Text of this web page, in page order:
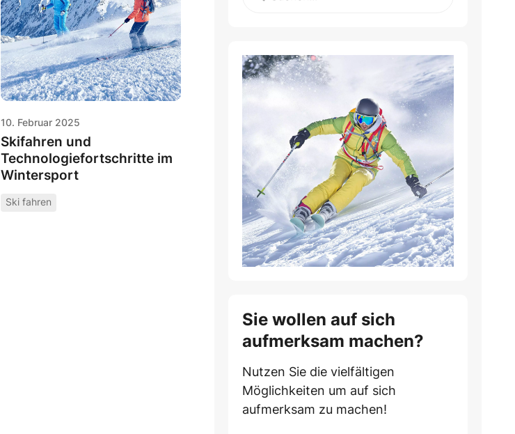
10. Februar 2025
Skifahren und
Technologiefortschritte im
Wintersport
Ski fahren
Sie wollen auf sich
aufmerksam machen?
Nutzen Sie die vielfältigen
Möglichkeiten um auf sich
aufmerksam zu machen!